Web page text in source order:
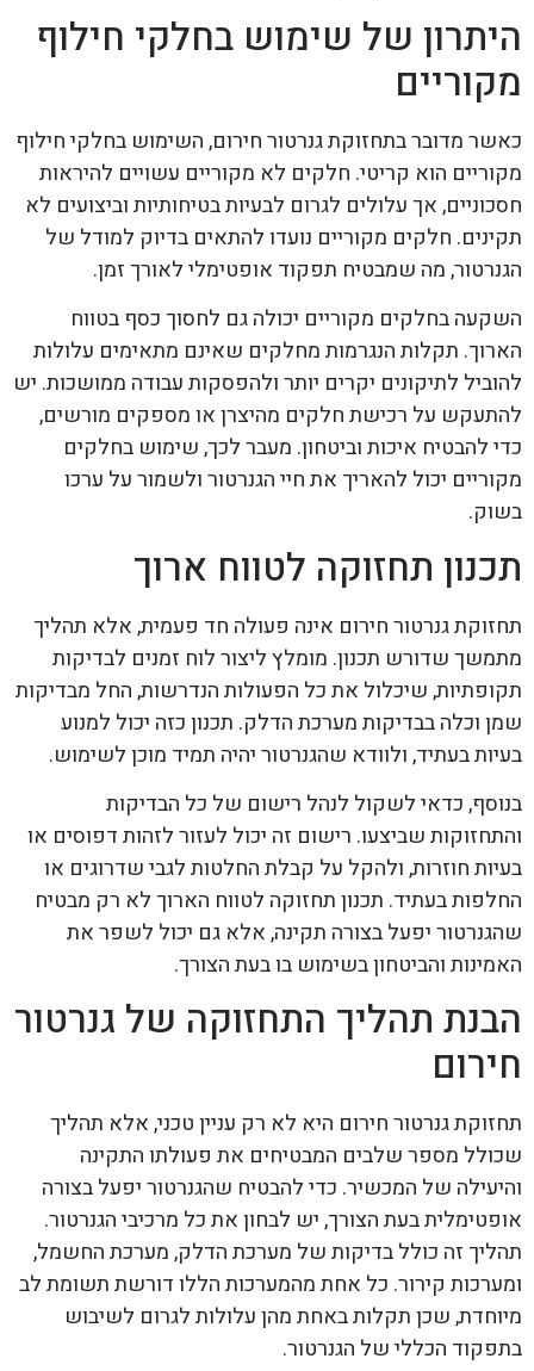
היתרון של שימוש בחלקי חילוף
מקוריים
כאשר מדובר בתחזוקת גנרטור חירום, השימוש בחלקי חילוף
מקוריים הוא קריטי. חלקים לא מקוריים עשויים להיראות
חסכוניים, אך עלולים לגרום לבעיות בטיחותיות וביצועים לא
תקינים. חלקים מקוריים נועדו להתאים בדיוק למודל של
הגנרטור, מה שמבטיח תפקוד אופטימלי לאורך זמן.
השקעה בחלקים מקוריים יכולה גם לחסוך כסף בטווח
הארוך. תקלות הנגרמות מחלקים שאינם מתאימים עלולות
להוביל לתיקונים יקרים יותר ולהפסקות עבודה ממושכות. יש
להתעקש על רכישת חלקים מהיצרן או מספקים מורשים,
כדי להבטיח איכות וביטחון. מעבר לכך, שימוש בחלקים
מקוריים יכול להאריך את חיי הגנרטור ולשמור על ערכו
בשוק.
תכנון תחזוקה לטווח ארוך
תחזוקת גנרטור חירום אינה פעולה חד פעמית, אלא תהליך
מתמשך שדורש תכנון. מומלץ ליצור לוח זמנים לבדיקות
תקופתיות, שיכלול את כל הפעולות הנדרשות, החל מבדיקות
שמן וכלה בבדיקות מערכת הדלק. תכנון כזה יכול למנוע
בעיות בעתיד, ולוודא שהגנרטור יהיה תמיד מוכן לשימוש.
בנוסף, כדאי לשקול לנהל רישום של כל הבדיקות
והתחזוקות שביצעו. רישום זה יכול לעזור לזהות דפוסים או
בעיות חוזרות, ולהקל על קבלת החלטות לגבי שדרוגים או
החלפות בעתיד. תכנון תחזוקה לטווח הארוך לא רק מבטיח
שהגנרטור יפעל בצורה תקינה, אלא גם יכול לשפר את
האמינות והביטחון בשימוש בו בעת הצורך.
הבנת תהליך התחזוקה של גנרטור
חירום
תחזוקת גנרטור חירום היא לא רק עניין טכני, אלא תהליך
שכולל מספר שלבים המבטיחים את פעולתו התקינה
והיעילה של המכשיר. כדי להבטיח שהגנרטור יפעל בצורה
אופטימלית בעת הצורך, יש לבחון את כל מרכיבי הגנרטור.
תהליך זה כולל בדיקות של מערכת הדלק, מערכת החשמל,
ומערכות קירור. כל אחת מהמערכות הללו דורשת תשומת לב
מיוחדת, שכן תקלות באחת מהן עלולות לגרום לשיבוש
בתפקוד הכללי של הגנרטור.